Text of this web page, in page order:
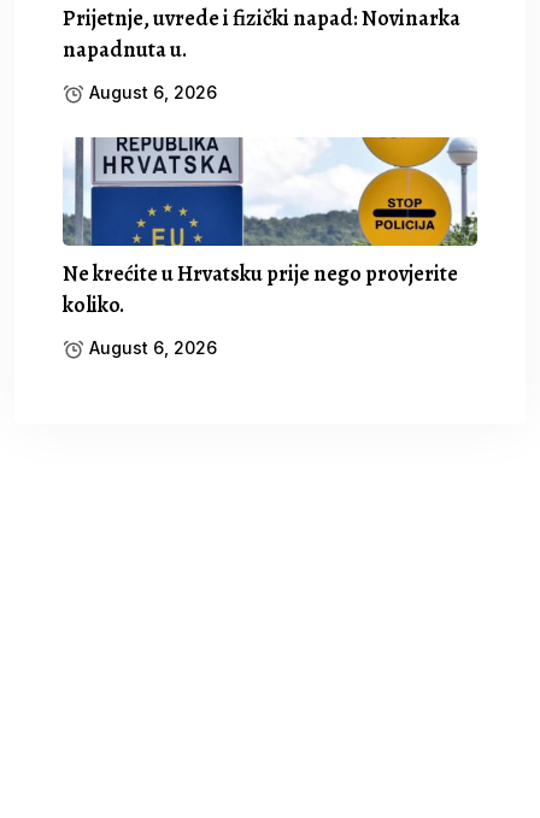
Prijetnje, uvrede i fizički napad: Novinarka
napadnuta u.
August 6, 2026
Ne krećite u Hrvatsku prije nego provjerite
koliko.
August 6, 2026